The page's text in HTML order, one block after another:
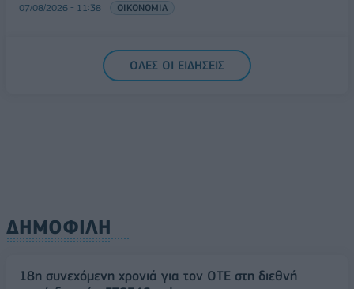
07/08/2026 - 11:38 ΟΙΚΟΝΟΜΙΑ
ΟΛΕΣ ΟΙ ΕΙΔΗΣΕΙΣ
ΔΗΜΟΦΙΛΗ
18η συνεχόμενη χρονιά για τον ΟΤΕ στη διεθνή